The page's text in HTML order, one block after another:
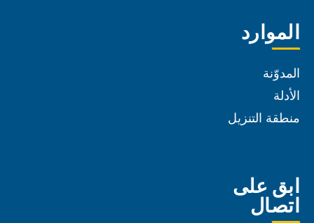
الموارد
المدوّنة
الأدلة
منطقة التنزيل
ابق على
اتصال